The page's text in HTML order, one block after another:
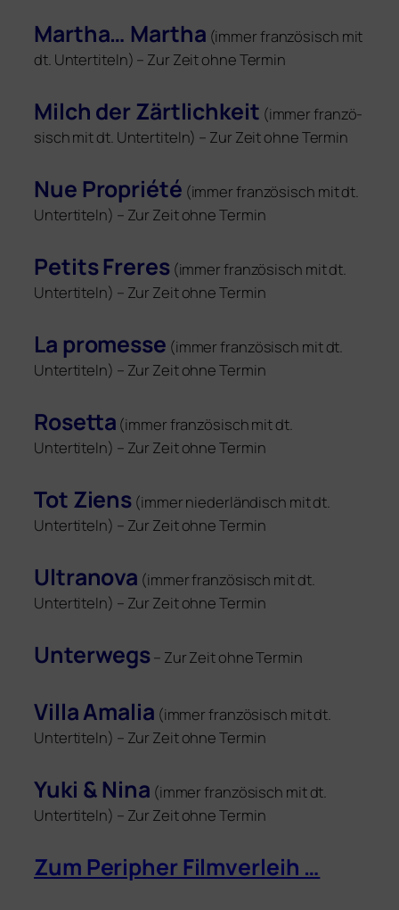
Martha… Martha (immer fran­zö­sisch mit
dt. Untertiteln) – Zur Zeit ohne Termin
Milch der Zärtlichkeit (immer fran­zö­
sisch mit dt. Untertiteln) – Zur Zeit ohne Termin
Nue Propriété (immer fran­zö­sisch mit dt.
Untertiteln) – Zur Zeit ohne Termin
Petits Freres(immer fran­zö­sisch mit dt.
Untertiteln) – Zur Zeit ohne Termin
La pro­mes­se (immer fran­zö­sisch mit dt.
Untertiteln) – Zur Zeit ohne Termin
Rosetta (immer fran­zö­sisch mit dt.
Untertiteln) – Zur Zeit ohne Termin
Tot Ziens (immer nie­der­län­disch mit dt.
Untertiteln) – Zur Zeit ohne Termin
Ultranova (immer fran­zö­sisch mit dt.
Untertiteln) – Zur Zeit ohne Termin
Unterwegs– Zur Zeit ohne Termin
Villa Amalia (immer fran­zö­sisch mit dt.
Untertiteln) – Zur Zeit ohne Termin
Yuki & Nina (immer fran­zö­sisch mit dt.
Untertiteln) – Zur Zeit ohne Termin
Zum Peripher Filmverleih …